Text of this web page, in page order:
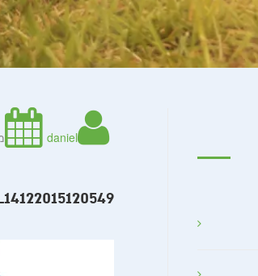
daniel